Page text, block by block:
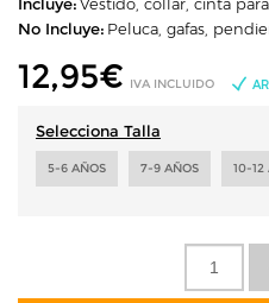
No Incluye: Peluca, gafas,
12,95€ IVA INCLUIDO
Selecciona Talla
5-6 AÑOS 7-9 AÑOS 10-12